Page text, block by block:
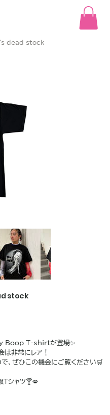
dead stock
stock
Boop T-shirtが登場✨
は非常にレア！
、ぜひこの機会にご覧ください🛒
Tシャツ🍸💋